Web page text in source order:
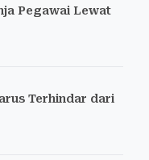
Pegawai Lewat
Terhindar dari